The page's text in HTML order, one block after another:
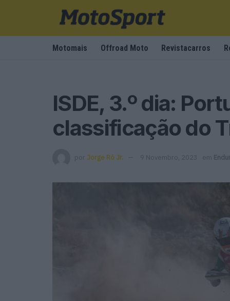
Motomais Offroad Moto Revistacarros
ISDE, 3.º dia:
classificação do
por Jorge Ró Jr. 9 Novembro, 2023 em